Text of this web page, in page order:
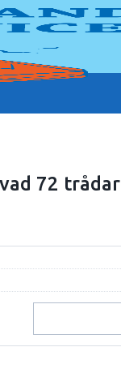
72 trådar